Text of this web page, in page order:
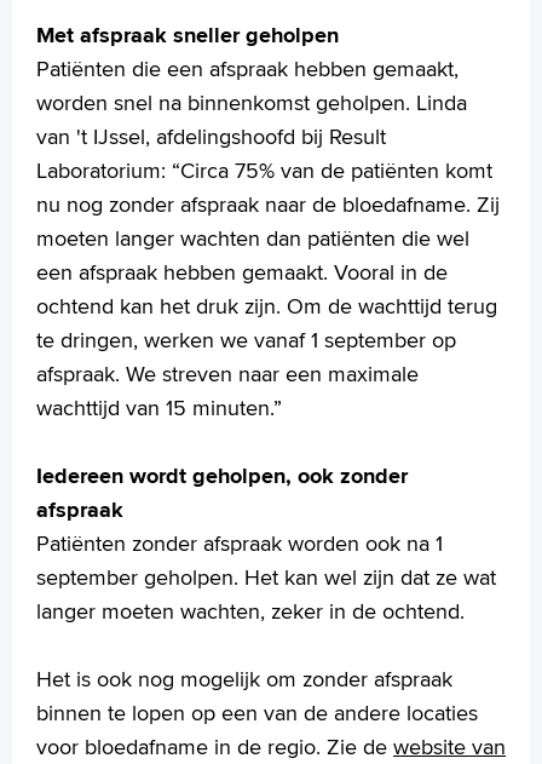
Met afspraak sneller geholpen
Patiënten die een afspraak hebben gemaakt,
worden snel na binnenkomst geholpen. Linda
van 't IJssel, afdelingshoofd bij Result
Laboratorium: “Circa 75% van de patiënten komt
nu nog zonder afspraak naar de bloedafname. Zij
moeten langer wachten dan patiënten die wel
een afspraak hebben gemaakt. Vooral in de
ochtend kan het druk zijn. Om de wachttijd terug
te dringen, werken we vanaf 1 september op
afspraak. We streven naar een maximale
wachttijd van 15 minuten.”
Iedereen wordt geholpen, ook zonder
afspraak
Patiënten zonder afspraak worden ook na 1
september geholpen. Het kan wel zijn dat ze wat
langer moeten wachten, zeker in de ochtend.
Het is ook nog mogelijk om zonder afspraak
binnen te lopen op een van de andere locaties
voor bloedafname in de regio. Zie de website van